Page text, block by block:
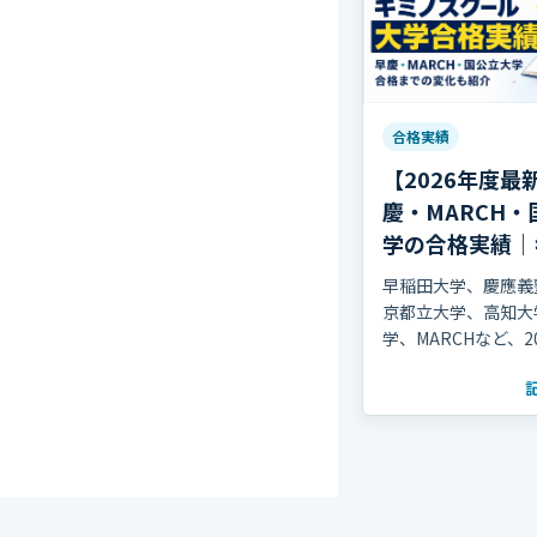
合格実績
【2026年度最
慶・MARCH・
学の合格実績
クール
早稲田大学、慶應
京都立大学、高知
学、MARCHなど、
と、合格までの変
す。